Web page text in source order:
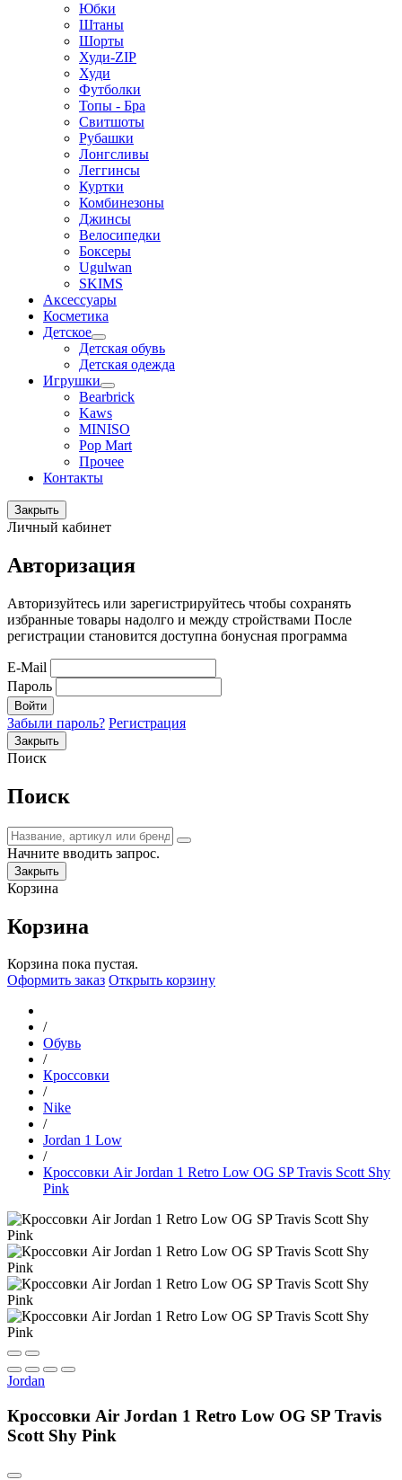
Юбки
Штаны
Шорты
Худи-ZIP
Худи
Футболки
Топы - Бра
Свитшоты
Рубашки
Лонгсливы
Леггинсы
Куртки
Комбинезоны
Джинсы
Велосипедки
Боксеры
Ugulwan
SKIMS
Аксессуары
Косметика
Детское
Детская обувь
Детская одежда
Игрушки
Bearbrick
Kaws
MINISO
Pop Mart
Прочее
Контакты
Закрыть
Личный кабинет
Авторизация
Авторизуйтесь или зарегистрируйтесь чтобы сохранять
избранные товары надолго и между стройствами После
регистрации становится доступна бонусная программа
E-Mail
Пароль
Войти
Забыли пароль? Регистрация
Закрыть
Поиск
Поиск
Начните вводить запрос.
Закрыть
Корзина
Корзина
Корзина пока пустая.
Оформить заказ Открыть корзину
/
Обувь
/
Кроссовки
/
Nike
/
Jordan 1 Low
/
Кроссовки Air Jordan 1 Retro Low OG SP Travis Scott Shy
Pink
Jordan
Кроссовки Air Jordan 1 Retro Low OG SP Travis
Scott Shy Pink